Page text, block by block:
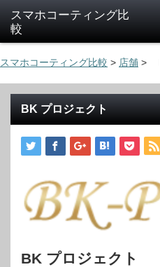
スマホコーティング比較 > 店舗 >
BK プロジェクト
BK プロジェクト